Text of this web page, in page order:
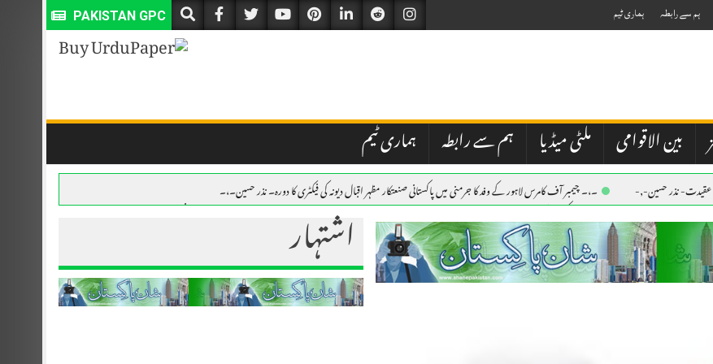
PAKISTAN GPC ہم سے رابطہ ہماری ٹیم
بین الاقوامی ملٹی میڈیا ہم سے رابطہ ہماری ٹیم
عقیدت- نذر حسین-,- ۔،۔ چیمبر آف کامرس لاہور کے وفد کا جرمنی میں پاکستانی صنعتکار مظہر اقبال دیونہ کی فیکٹری کا دورہ۔ نذر حسین۔،۔
حسین۔،۔ ۔،۔ یوم استحصال کشمیر کے موقع پرقونصل خانہ میں پر وقار تقریب کا انعقاد۔ نذر حسین۔،۔اشتہار